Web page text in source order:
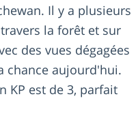
Il y a plusieurs
la forêt et sur
des vues dégagées
chance aujourd'hui.
KP est de 3, parfait